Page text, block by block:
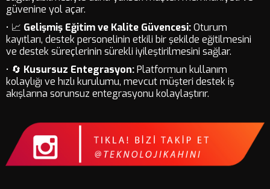
güvenine yol açar.
• 📈 Gelişmiş Eğitim ve Kalite Güvencesi:Oturum
kayıtları, destek personelinin etkili bir şekilde eğitilmesini
ve destek süreçlerinin sürekli iyileştirilmesini sağlar.
• 🔄 Kusursuz Entegrasyon:Platformun kullanım
kolaylığı ve hızlı kurulumu, mevcut müşteri destek iş
akışlarına sorunsuz entegrasyonu kolaylaştırır.